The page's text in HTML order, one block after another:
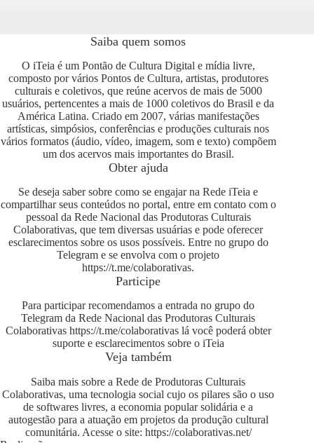
Saiba quem somos
O iTeia é um Pontão de Cultura Digital e mídia livre,
composto por vários Pontos de Cultura, artistas, produtores
culturais e coletivos, que reúne acervos de mais de 5000
usuários, pertencentes a mais de 1000 coletivos do Brasil e da
América Latina. Criado em 2007, várias manifestações
artísticas, simpósios, conferências e produções culturais nos
vários formatos (áudio, vídeo, imagem, som e texto) compõem
um dos acervos mais importantes do Brasil.
Obter ajuda
Se deseja saber sobre como se engajar na Rede iTeia e
compartilhar seus conteúdos no portal, entre em contato com o
pessoal da Rede Nacional das Produtoras Culturais
Colaborativas, que tem diversas usuárias e pode oferecer
esclarecimentos sobre os usos possíveis. Entre no grupo do
Telegram e se envolva com o projeto
https://t.me/colaborativas.
Participe
Para participar recomendamos a entrada no grupo do
Telegram da Rede Nacional das Produtoras Culturais
Colaborativas https://t.me/colaborativaslá você poderá obter
suporte e esclarecimentos sobre o iTeia
Veja também
Saiba mais sobre a Rede de Produtoras Culturais
Colaborativas, uma tecnologia social cujo os pilares são o uso
de softwares livres, a economia popular solidária e a
autogestão para a atuação em projetos da produção cultural
comunitária. Acesse o site: https://colaborativas.net/